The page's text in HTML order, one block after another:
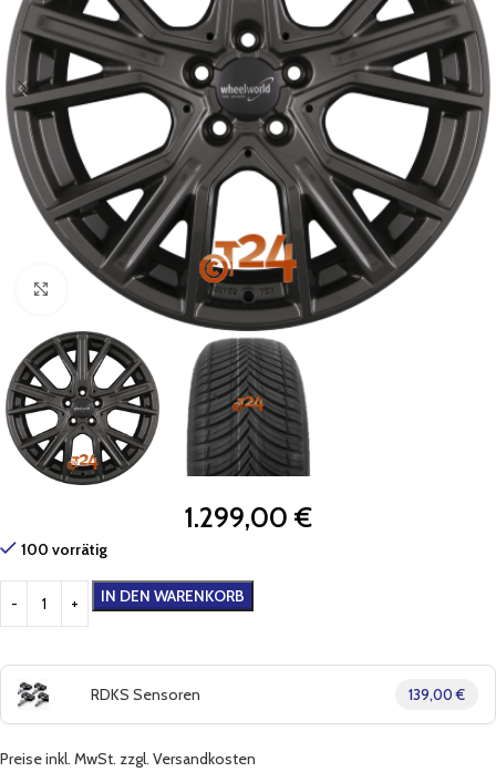
Zum Vergrößern klicken
1.299,00 €
100 vorrätig
IN DEN WARENKORB
RDKS Sensoren 139,00 €
Preise inkl. MwSt. zzgl. Versandkosten